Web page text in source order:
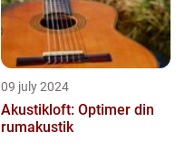
09 july 2024
Akustikloft: Optimer din
rumakustik